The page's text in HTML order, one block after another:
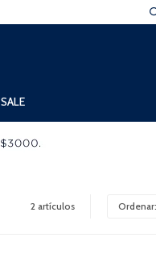
SALE
2 artículos